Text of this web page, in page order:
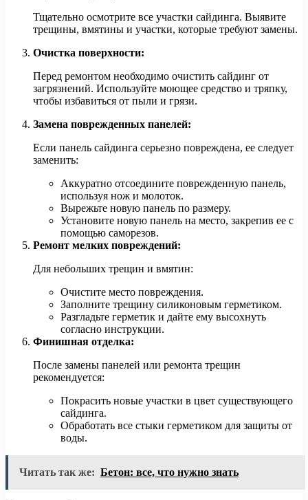
Тщательно осмотрите все участки сайдинга. Выявите
трещины, вмятины и участки, которые требуют замены.
Очистка поверхности:
Перед ремонтом необходимо очистить сайдинг от
загрязнений. Используйте моющее средство и тряпку,
чтобы избавиться от пыли и грязи.
Замена поврежденных панелей:
Если панель сайдинга серьезно повреждена, ее следует
заменить:
Аккуратно отсоедините поврежденную панель,
используя нож и молоток.
Вырежьте новую панель по размеру.
Установите новую панель на место, закрепив ее с
помощью саморезов.
Ремонт мелких повреждений:
Для небольших трещин и вмятин:
Очистите место повреждения.
Заполните трещину силиконовым герметиком.
Разгладьте герметик и дайте ему высохнуть
согласно инструкции.
Финишная отделка:
После замены панелей или ремонта трещин
рекомендуется:
Покрасить новые участки в цвет существующего
сайдинга.
Обработать все стыки герметиком для защиты от
воды.
Читать так же: Бетон: все, что нужно знать